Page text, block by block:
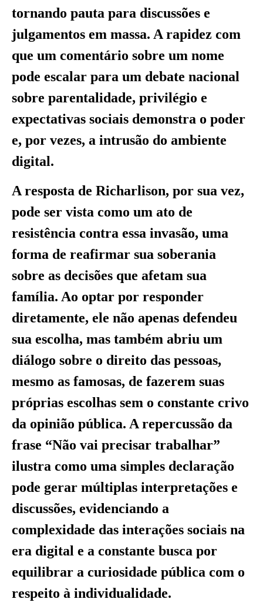
tornando pauta para discussões e
julgamentos em massa. A rapidez com
que um comentário sobre um nome
pode escalar para um debate nacional
sobre parentalidade, privilégio e
expectativas sociais demonstra o poder
e, por vezes, a intrusão do ambiente
digital.
A resposta de Richarlison, por sua vez,
pode ser vista como um ato de
resistência contra essa invasão, uma
forma de reafirmar sua soberania
sobre as decisões que afetam sua
família. Ao optar por responder
diretamente, ele não apenas defendeu
sua escolha, mas também abriu um
diálogo sobre o direito das pessoas,
mesmo as famosas, de fazerem suas
próprias escolhas sem o constante crivo
da opinião pública. A repercussão da
frase “Não vai precisar trabalhar”
ilustra como uma simples declaração
pode gerar múltiplas interpretações e
discussões, evidenciando a
complexidade das interações sociais na
era digital e a constante busca por
equilibrar a curiosidade pública com o
respeito à individualidade.